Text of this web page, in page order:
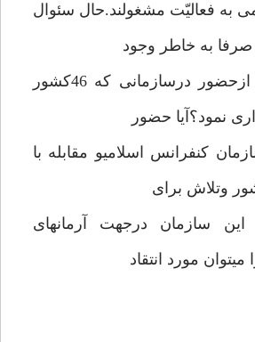
به فعالیّت مشغولند.حال سئوال
صرفا به خاطر وجود
چند کشور باید ازحضور درسازمانی که 46کشور
نمود؟آیا حضور
کنفرانس اسلامیو مقابله با
وتلاش برای
سازمان درجهت آرمانهای
مورد انتقاد